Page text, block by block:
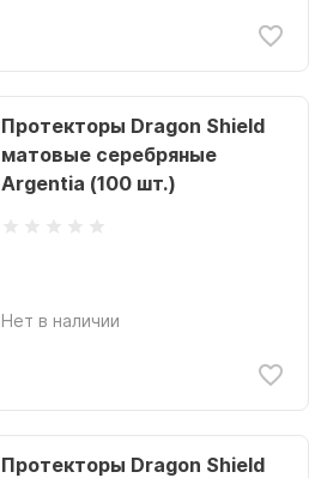
Протекторы Dragon Shield
матовые серебряные
Argentia (100 шт.)
Нет в наличии
Протекторы Dragon Shield